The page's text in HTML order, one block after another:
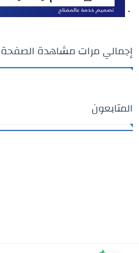
`
إجمالي مرات مشاهدة الصفحة
المتابعون